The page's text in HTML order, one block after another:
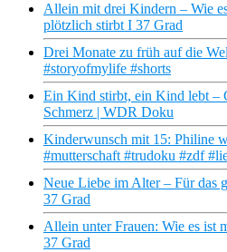
Allein mit drei Kindern – Wie
plötzlich stirbt I 37 Grad
Drei Monate zu früh auf die
#storyofmylife #shorts
Ein Kind stirbt, ein Kind lebt –
Schmerz | WDR Doku
Kinderwunsch mit 15: Philine
#mutterschaft #trudoku #zdf
Neue Liebe im Alter – Für das
37 Grad
Allein unter Frauen: Wie es ist
37 Grad